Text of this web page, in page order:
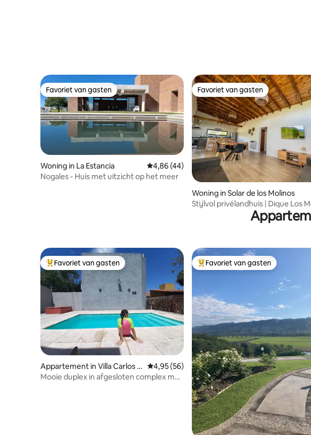
Favoriet van gasten
Favoriet van gasten
Woning in La Estancia Gemiddelde beoordeling van 4,86 uit 5, 44
4,86 (44)
Nogales - Huis met uitzicht op het meer
Favoriet van gasten
Favoriet van gasten
Woning in Solar de los Molinos
Stijlvol privélandhuis | Dique Los
Topfavoriet van gasten
Favoriet van gasten
Appartement in Villa Carlos P
az
Gemiddelde beoordeling van 4,95 uit 5, 56
4,95 (56)
Mooie duplex in afgesloten complex met
Topfavoriet van gasten
Favoriet van gasten